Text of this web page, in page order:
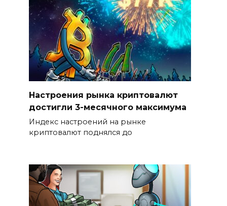
Настроения рынка криптовалют
достигли 3-месячного максимума
Индекс настроений на рынке
криптовалют поднялся до